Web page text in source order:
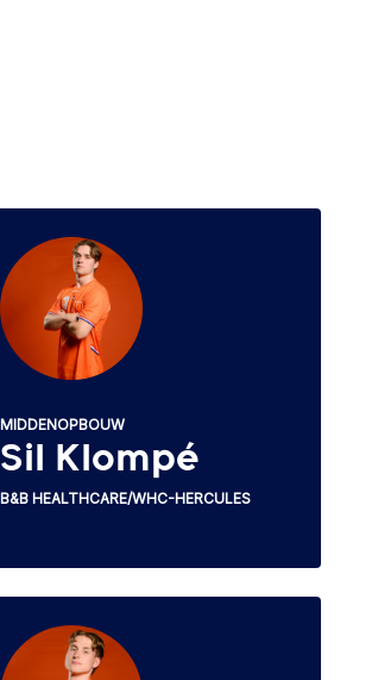
MIDDENOPBOUW
Sil Klompé
B&B HEALTHCARE/WHC-HERCULES